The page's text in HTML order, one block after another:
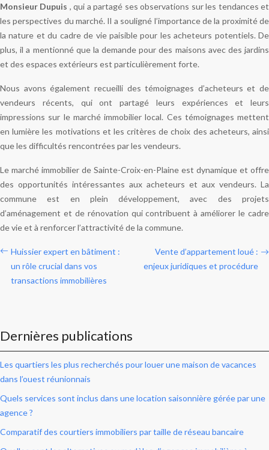
Monsieur Dupuis , qui a partagé ses observations sur les tendances et
les perspectives du marché. Il a souligné l’importance de la proximité de
la nature et du cadre de vie paisible pour les acheteurs potentiels. De
plus, il a mentionné que la demande pour des maisons avec des jardins
et des espaces extérieurs est particulièrement forte.
Nous avons également recueilli des témoignages d’acheteurs et de
vendeurs récents, qui ont partagé leurs expériences et leurs
impressions sur le marché immobilier local. Ces témoignages mettent
en lumière les motivations et les critères de choix des acheteurs, ainsi
que les difficultés rencontrées par les vendeurs.
Le marché immobilier de Sainte-Croix-en-Plaine est dynamique et offre
des opportunités intéressantes aux acheteurs et aux vendeurs. La
commune est en plein développement, avec des projets
d’aménagement et de rénovation qui contribuent à améliorer le cadre
de vie et à renforcer l’attractivité de la commune.
Huissier expert en bâtiment :
un rôle crucial dans vos
transactions immobilières
Vente d’appartement loué :
enjeux juridiques et procédure
Dernières publications
Les quartiers les plus recherchés pour louer une maison de vacances
dans l’ouest réunionnais
Quels services sont inclus dans une location saisonnière gérée par une
agence ?
Comparatif des courtiers immobiliers par taille de réseau bancaire